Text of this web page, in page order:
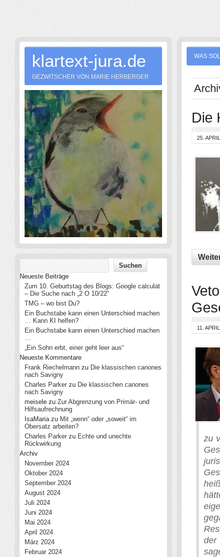
WAS
Die
25.
11.
zu
der
klartext-jura.de
GEZWITSCHER VON MARIE HERBERGER
Neueste Beiträge
Zum 10. Geburtstag des Blogs: Google calculat
– Die Suche nach „2 O 10/22“
TMG – wo bist Du?
Ein Buchstabe kann einen Unterschied machen
… Kann KI helfen?
Ein Buchstabe kann einen Unterschied machen
…
„Ein Sohn erbt, einer geht leer aus“
Neueste Kommentare
Frank Riechelmann zu Die klassischen canones
nach Savigny
Charles Parker zu Die klassischen canones
nach Savigny
meisele zu Zur Abgrenzung von Primär- und
Hilfsaufrechnung
IsaMariazu Mit „wenn“ oder „soweit“ im
Obersatz arbeiten?
Charles Parker zu Echte und unechte
Rückwirkung
Archiv
November 2024
Oktober 2024
September 2024
August 2024
Juli 2024
Juni 2024
Mai 2024
April 2024
März 2024
Februar 2024